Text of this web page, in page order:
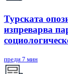
Турската
изпреварва
преди 7 мин